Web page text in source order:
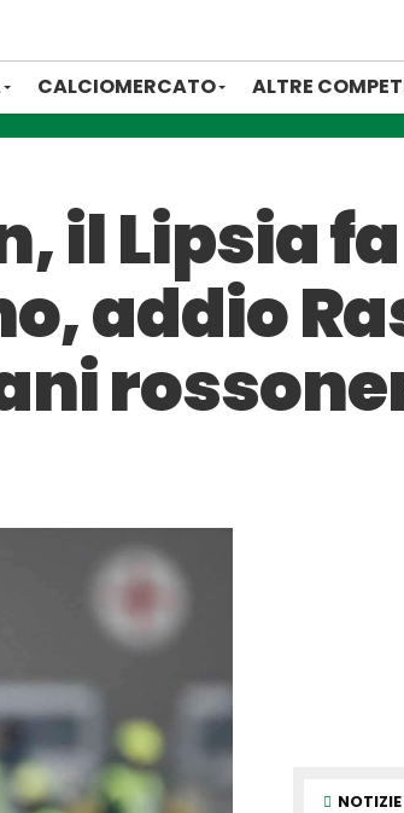
CALCIOMERCATO ALTRE
il Lipsia
addio
NOTIZIE